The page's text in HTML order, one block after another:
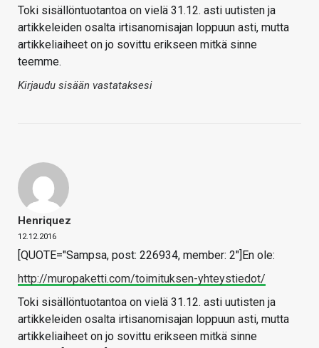
Toki sisällöntuotantoa on vielä 31.12. asti uutisten ja
artikkeleiden osalta irtisanomisajan loppuun asti, mutta
artikkeliaiheet on jo sovittu erikseen mitkä sinne
teemme.
Kirjaudu sisään vastataksesi
Henriquez
12.12.2016
[QUOTE="Sampsa, post: 226934, member: 2"]En ole:
http://muropaketti.com/toimituksen-yhteystiedot/
Toki sisällöntuotantoa on vielä 31.12. asti uutisten ja
artikkeleiden osalta irtisanomisajan loppuun asti, mutta
artikkeliaiheet on jo sovittu erikseen mitkä sinne